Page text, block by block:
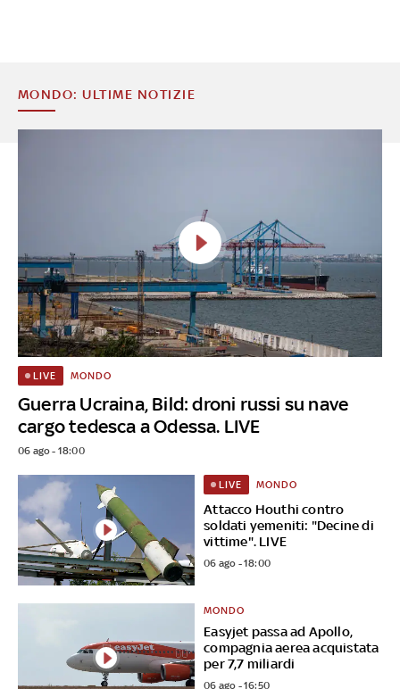
MONDO: ULTIME NOTIZIE
Guerra Ucraina, Bild: droni russi su nave
cargo tedesca a Odessa. LIVE
LIVE MONDO
06 ago - 18:00
Attacco Houthi contro
soldati yemeniti: "Decine di
vittime". LIVE
LIVE MONDO
06 ago - 18:00
Easyjet passa ad Apollo,
compagnia aerea acquistata
per 7,7 miliardi
MONDO
06 ago - 16:50